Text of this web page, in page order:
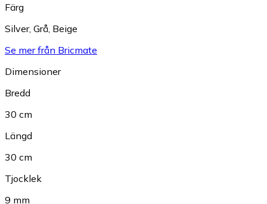
Färg
Silver, Grå Beige
Se mer från Bricmate
Dimensioner
Bredd
30 cm
Längd
30 cm
Tjocklek
9 mm